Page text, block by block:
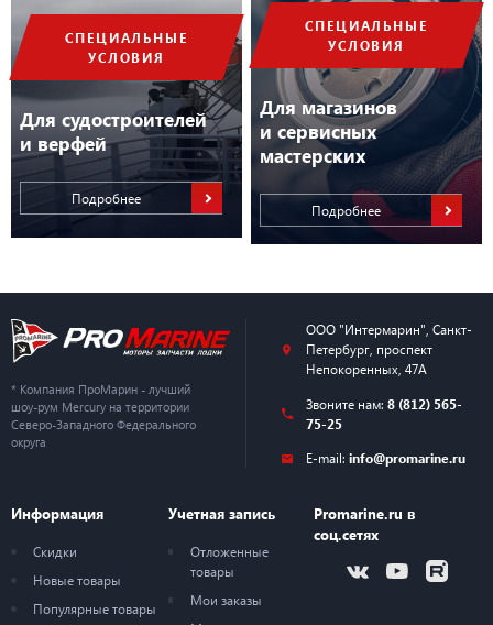
СПЕЦИАЛЬНЫЕ
УСЛОВИЯ
Для судостроителей
и верфей
Подробнее
СПЕЦИАЛЬНЫЕ
УСЛОВИЯ
Для магазинов
и сервисных
мастерских
Подробнее
* Компания ПроМарин - лучший
шоу-рум Mercury на территории
Северо-Западного Федерального
округа
ООО "Интермарин" Санкт-
Петербург, проспект
Непокоренных, 47А
Звоните нам: 8 (812) 565-
75-25
E-mail: info@promarine.ru
Информация
Скидки
Новые товары
Популярные товары
Учетная запись
Отложенные
товары
Мои заказы
Promarine.ru в
соц.сетях